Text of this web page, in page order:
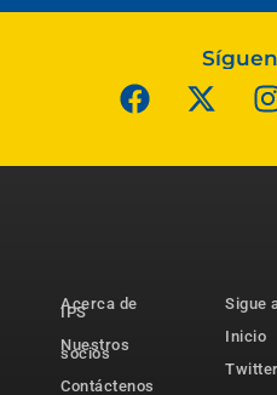
Acerca de
IPS
Nuestros
socios
Contáctenos
Sigue
Inicio
Twitter